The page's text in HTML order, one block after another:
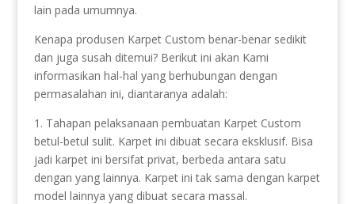
lain pada umumnya.
Kenapa produsen Karpet Custom benar-benar sedikit
dan juga susah ditemui? Berikut ini akan Kami
informasikan hal-hal yang berhubungan dengan
permasalahan ini, diantaranya adalah:
1. Tahapan pelaksanaan pembuatan Karpet Custom
betul-betul sulit. Karpet ini dibuat secara eksklusif. Bisa
jadi karpet ini bersifat privat, berbeda antara satu
dengan yang lainnya. Karpet ini tak sama dengan karpet
model lainnya yang dibuat secara massal.